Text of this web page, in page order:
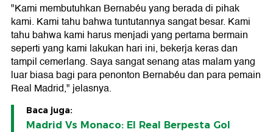
"Kami membutuhkan Bernabéu yang berada di pihak
kami. Kami tahu bahwa tuntutannya sangat besar. Kami
tahu bahwa kami harus menjadi yang pertama bermain
seperti yang kami lakukan hari ini, bekerja keras dan
tampil cemerlang. Saya sangat senang atas malam yang
luar biasa bagi para penonton Bernabéu dan para pemain
Real Madrid," jelasnya.
Baca juga:
Madrid Vs Monaco: El Real Berpesta Gol